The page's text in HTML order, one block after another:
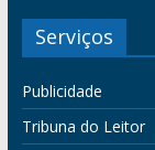
Serviços
Publicidade
Tribuna do Leitor